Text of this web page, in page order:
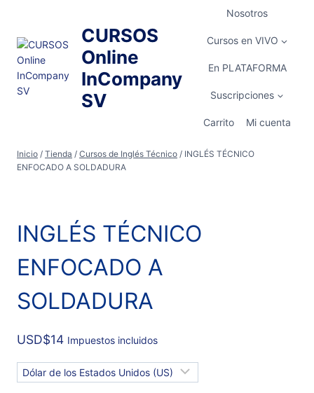
contenido
CURSOS
Online
InCompany
SV
Nosotros
Cursos en VIVO
En PLATAFORMA
Suscripciones
Carrito Mi cuenta
Inicio / Tienda / Cursos de Inglés Técnico / INGLÉS TÉCNICO
ENFOCADO A SOLDADURA
INGLÉS TÉCNICO
ENFOCADO A
SOLDADURA
USD$14 Impuestos incluidos